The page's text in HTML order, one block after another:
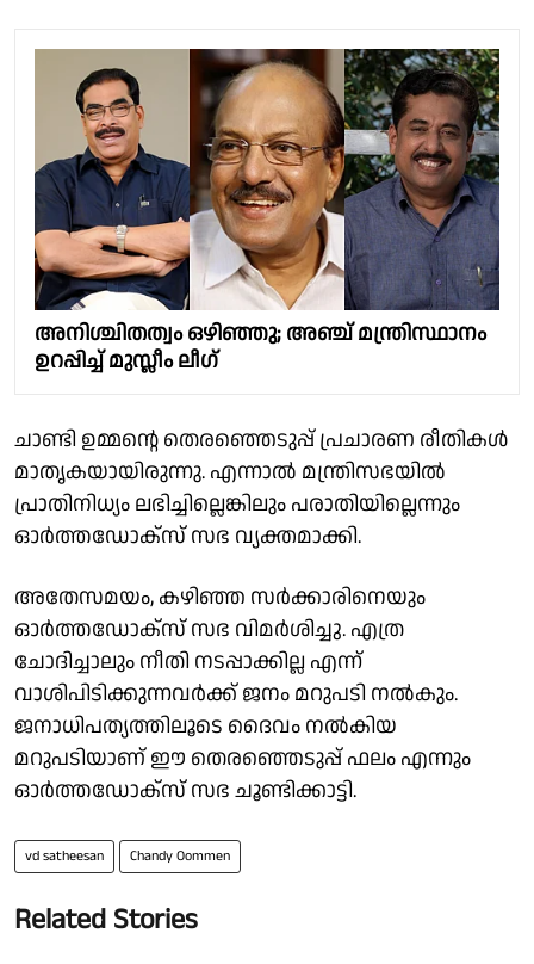
അനിശ്ചിതത്വം ഒഴിഞ്ഞു; അഞ്ച് മന്ത്രിസ്ഥാനം
ഉറപ്പിച്ച് മുസ്ലീം ലീഗ്
ചാണ്ടി ഉമ്മൻ്റെ തെരഞ്ഞെടുപ്പ് പ്രചാരണ രീതികൾ
മാതൃകയായിരുന്നു. എന്നാൽ മന്ത്രിസഭയിൽ
പ്രാതിനിധ്യം ലഭിച്ചില്ലെങ്കിലും പരാതിയില്ലെന്നും
ഓർത്തഡോക്സ് സഭ വ്യക്തമാക്കി.
അതേസമയം, കഴിഞ്ഞ സർക്കാരിനെയും
ഓർത്തഡോക്സ് സഭ വിമർശിച്ചു. എത്ര
ചോദിച്ചാലും നീതി നടപ്പാക്കില്ല എന്ന്
വാശിപിടിക്കുന്നവർക്ക് ജനം മറുപടി നൽകും.
ജനാധിപത്യത്തിലൂടെ ദൈവം നൽകിയ
മറുപടിയാണ് ഈ തെരഞ്ഞെടുപ്പ് ഫലം എന്നും
ഓർത്തഡോക്സ് സഭ ചൂണ്ടിക്കാട്ടി.
vd satheesan Chandy Oommen
Related Stories